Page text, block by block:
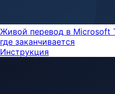
Живой перевод в Microsoft
где заканчивается
Инструкция